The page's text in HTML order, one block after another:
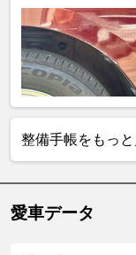
整備手帳をもっと
愛車データ